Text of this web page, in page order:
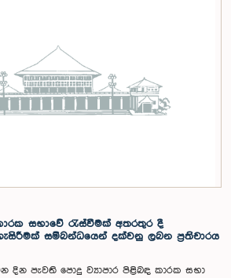
සභාවේ රැස්වීමක් අතරතුර දී
සම්බන්ධයෙන් දක්වනු ලබන ප්‍රතිචාරය
දින පැවති පොදු ව්‍යාපාර පිළිබඳ කාරක සභා